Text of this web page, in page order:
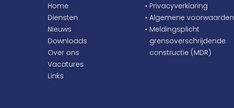
Home
Diensten
Nieuws
Downloads
Over ons
Vacatures
Links
• Privacyverklaring
• Algemene voorwaarden
• Meldingsplicht
grensoverschrijdende
constructie (MDR)